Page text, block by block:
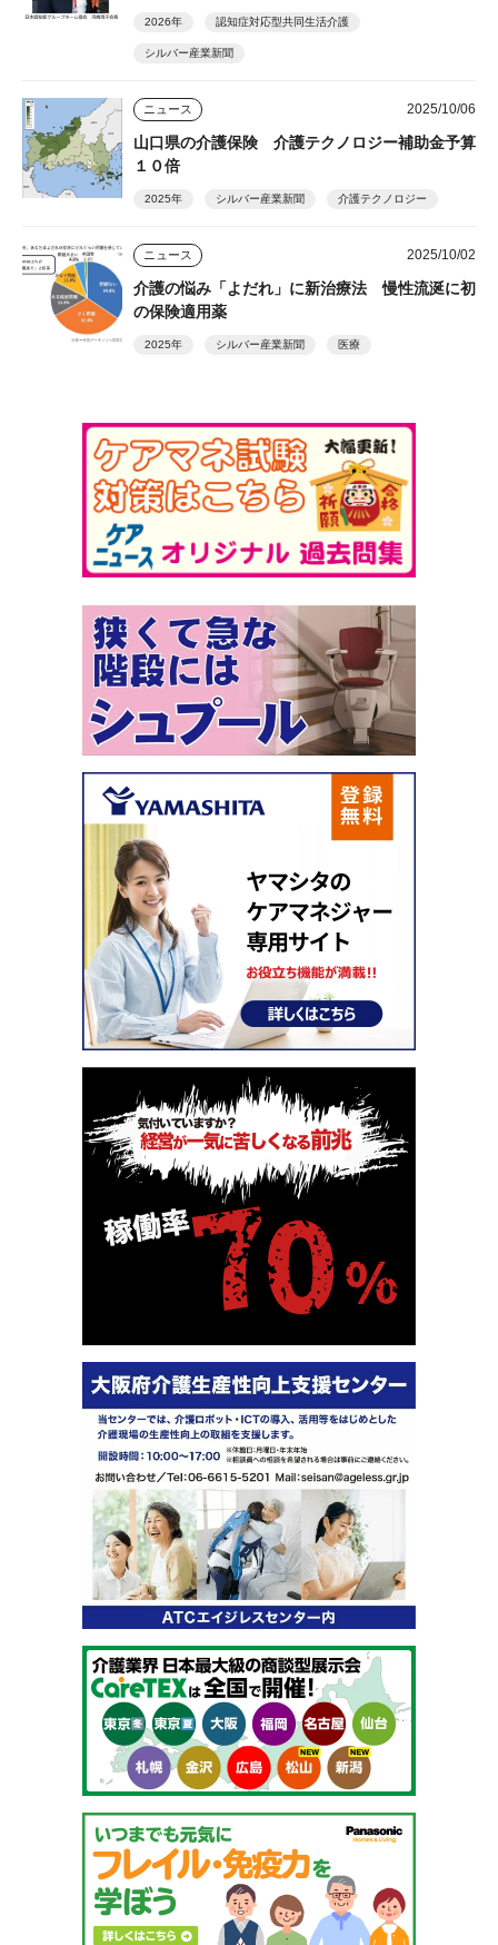
2026年 認知症対応型共同生活介護
シルバー産業新聞
ニュース 2025/10/06
山口県の介護保険 介護テクノロジー補助金予算
１０倍
2025年 シルバー産業新聞 介護テクノロジー
ニュース 2025/10/02
介護の悩み「よだれ」に新治療法 慢性流涎に初
の保険適用薬
2025年 シルバー産業新聞 医療